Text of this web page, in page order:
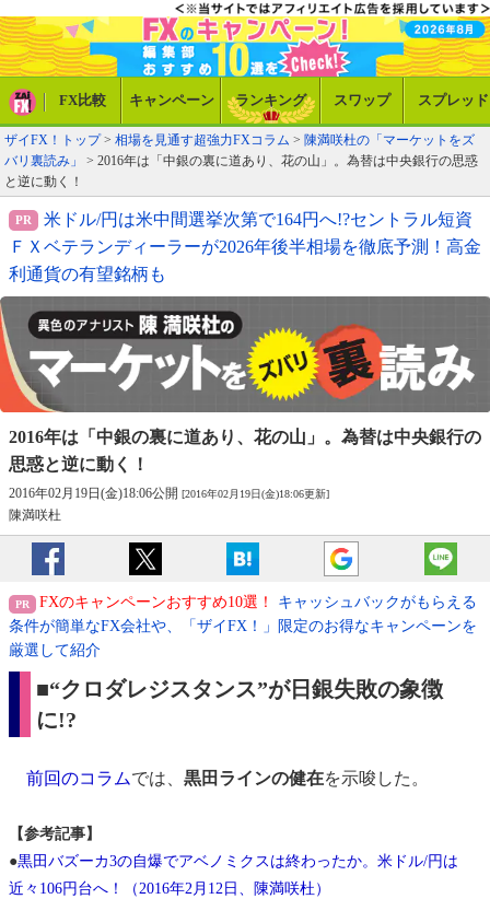
FX比較 キャンペーン ランキング スワップ スプレッド
ザイFX！トップ> 相場を見通す超強力FXコラム > 陳満咲杜の「マーケットをズ
バリ裏読み」
> 2016年は「中銀の裏に道あり、花の山」。為替は中央銀行の思惑
と逆に動く！
米ドル/円は米中間選挙次第で164円へ!?セントラル短資
ＦＸベテランディーラーが2026年後半相場を徹底予測！高金
利通貨の有望銘柄も
2016年は「中銀の裏に道あり、花の山」。 為替は中央銀行の
思惑と逆に動く！
2016年02月19日(金)18:06公開 [2016年02月19日(金)18:06更新]
陳満咲杜
FXのキャンペーンおすすめ10選！
キャッシュバックがもらえる
条件が簡単なFX会社や、「ザイFX！」限定のお得なキャンペーンを
厳選して紹介
■“クロダレジスタンス”が日銀失敗の象徴
に!?
前回のコラムでは、 黒田ラインの健在を示唆した。
【参考記事】
●黒田バズーカ3の自爆でアベノミクスは終わったか。米ドル/円は
近々106円台へ！（2016年2月12日、陳満咲杜）